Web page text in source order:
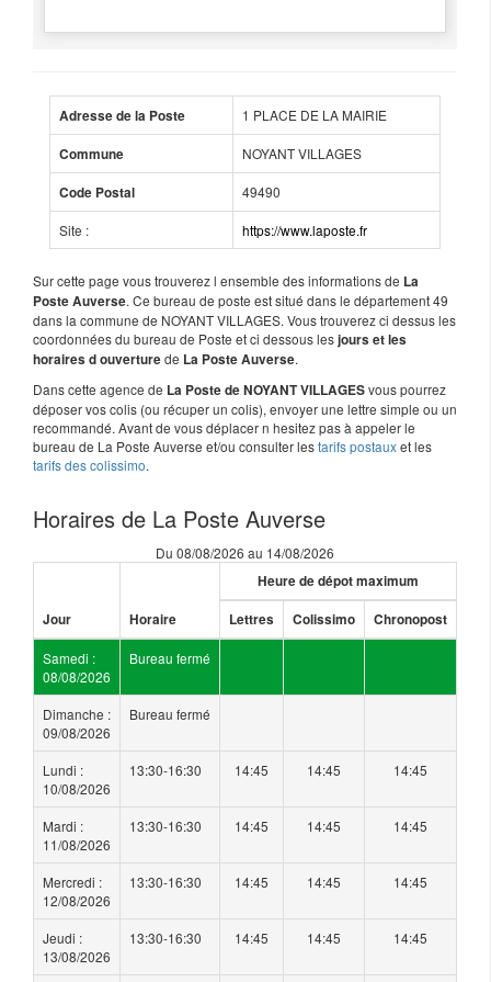
Adresse de la Poste 1 PLACE DE LA MAIRIE
Commune NOYANT VILLAGES
Code Postal 49490
Site : https://www.laposte.fr
Sur cette page vous trouverez l ensemble des informations de La
Poste Auverse. Ce bureau de poste est situé dans le département 49
dans la commune de NOYANT VILLAGES. Vous trouverez ci dessus les
coordonnées du bureau de Poste et ci dessous lesjours et les
horaires d ouverturede La Poste Auverse.
Dans cette agence de La Poste de NOYANT VILLAGESvous pourrez
déposer vos colis (ou récuper un colis), envoyer une lettre simple ou un
recommandé. Avant de vous déplacer n hesitez pas à appeler le
bureau de La Poste Auverse et/ou consulter lestarifs postauxet les
tarifs des colissimo.
Horaires de La Poste Auverse
Du 08/08/2026 au 14/08/2026
Jour Horaire
Heure de dépot maximum
Lettres Colissimo Chronopost
Samedi :
08/08/2026
Bureau fermé
Dimanche :
09/08/2026
Bureau fermé
Lundi :
10/08/2026
13:30-16:30 14:45 14:45 14:45
Mardi :
11/08/2026
13:30-16:30 14:45 14:45 14:45
Mercredi :
12/08/2026
13:30-16:30 14:45 14:45 14:45
Jeudi :
13/08/2026
13:30-16:30 14:45 14:45 14:45